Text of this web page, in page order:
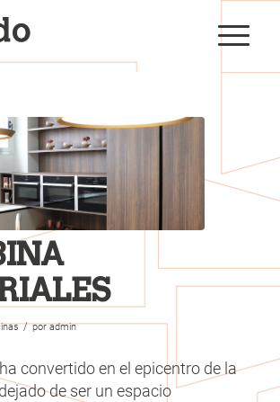
/ poradmin
convertido en el epicentro de la
de ser un espacio